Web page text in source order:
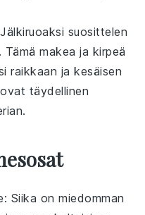
suosittelen
. Tämämakea ja kirpeä
raikkaan ja kesäisen
ovat täydellinen
: Siika on miedomman